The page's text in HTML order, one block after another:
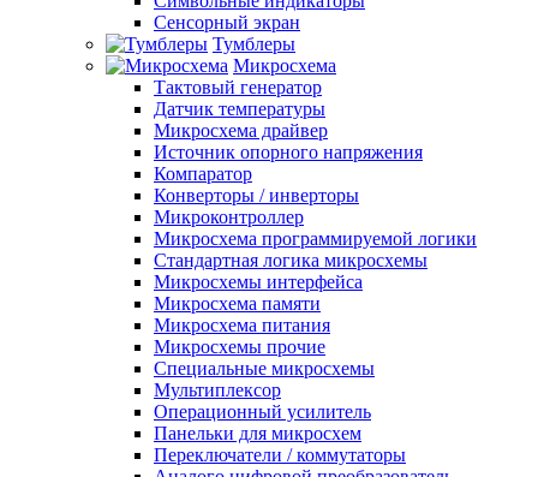
Сенсорный экран
Тумблеры
Микросхема
Тактовый генератор
Датчик температуры
Микросхема драйвер
Источник опорного напряжения
Компаратор
Конверторы / инверторы
Микроконтроллер
Микросхема программируемой логики
Стандартная логика микросхемы
Микросхемы интерфейса
Микросхема памяти
Микросхема питания
Микросхемы прочие
Специальные микросхемы
Мультиплексор
Операционный усилитель
Панельки для микросхем
Переключатели / коммутаторы